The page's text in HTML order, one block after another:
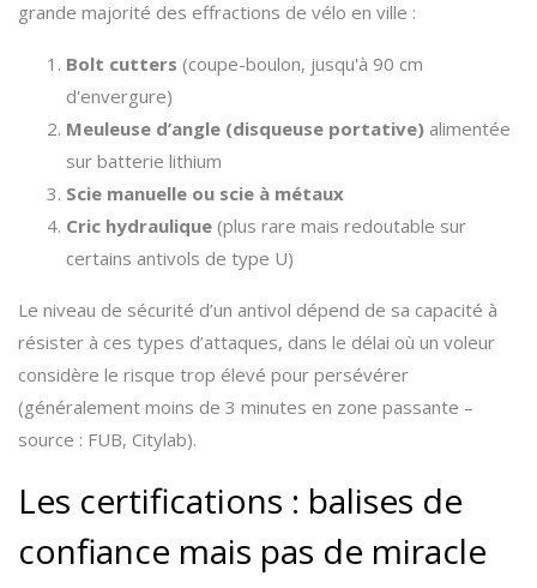
grande majorité des effractions de vélo en ville :
Bolt cutters (coupe-boulon, jusqu'à 90 cm
d'envergure)
Meuleuse d’angle (disqueuse portative) alimentée
sur batterie lithium
Scie manuelle ou scie à métaux
Cric hydraulique (plus rare mais redoutable sur
certains antivols de type U)
Le niveau de sécurité d’un antivol dépend de sa capacité à
résister à ces types d’attaques, dans le délai où un voleur
considère le risque trop élevé pour persévérer
(généralement moins de 3 minutes en zone passante –
source : FUB, Citylab).
Les certifications : balises de
confiance mais pas de miracle